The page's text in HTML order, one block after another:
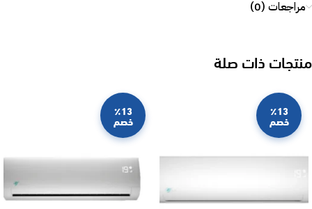
مراجعات (0)
منتجات ذات صلة
٪13
خصم
٪13
خصم